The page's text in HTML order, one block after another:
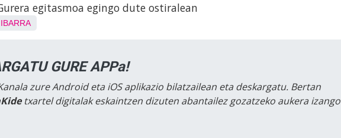
egitasmoa egingo dute ostiralean
IBARRA
GURE APPa!
zure Android eta iOS aplikazio bilatzailean eta deskargatu. Bertan
txartel digitalak eskaintzen dizuten abantailez gozatzeko aukera izango